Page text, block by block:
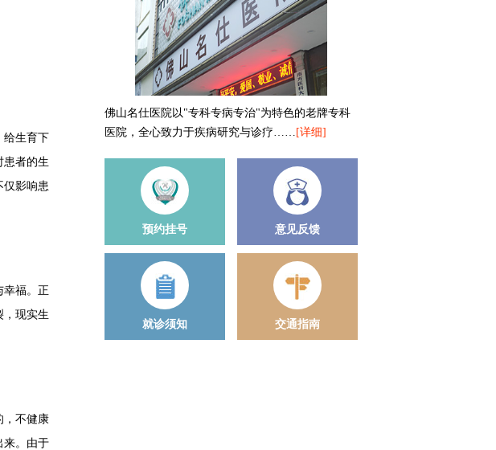
生育下
患者的生
仅影响患
福。正
，现实生
不健康
来。由于
佛山名仕医院以"专科专病专治"为特色的老牌专科
医院，全心致力于疾病研究与诊疗…… [详细]
预约挂号 意见反馈
就诊须知 交通指南